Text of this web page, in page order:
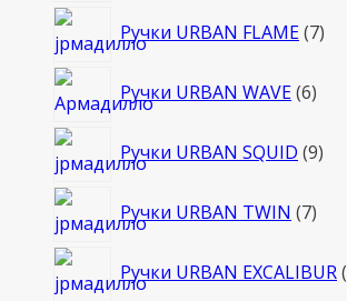
Ручки URBAN FLAME 77
Ручки URBAN WAVE 66
Ручки URBAN SQUID 99
Ручки URBAN TWIN 77
Ручки URBAN EXCALIBUR